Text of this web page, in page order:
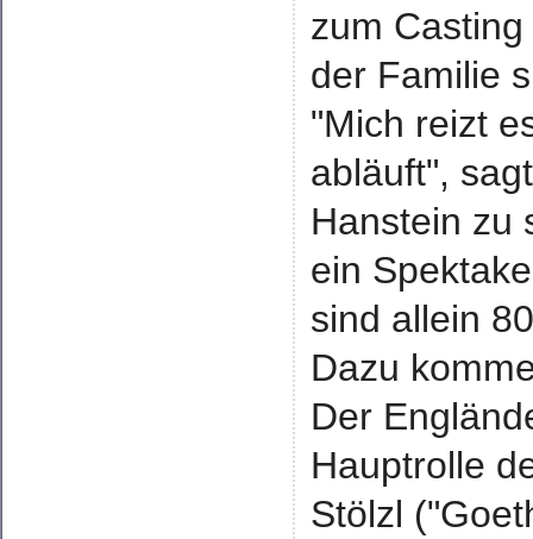
zum
der Familie
"Mich reizt
abläuft",
Hanstein zu
ein
sind allein
Dazu
Der
Hauptrolle
Stölzl